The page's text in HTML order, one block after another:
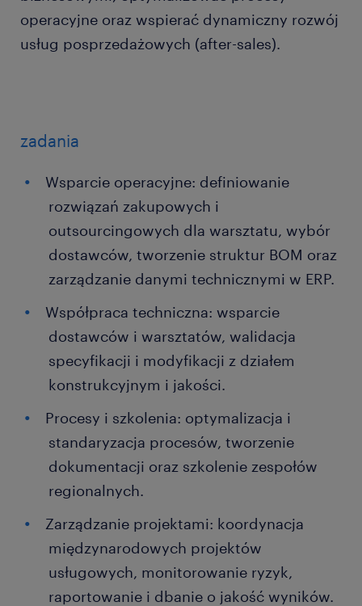
operacyjne oraz wspierać dynamiczny rozwój
usług posprzedażowych (after-sales).
zadania
Wsparcie operacyjne: definiowanie
rozwiązań zakupowych i
outsourcingowych dla warsztatu, wybór
dostawców, tworzenie struktur BOM oraz
zarządzanie danymi technicznymi w ERP.
Współpraca techniczna: wsparcie
dostawców i warsztatów, walidacja
specyfikacji i modyfikacji z działem
konstrukcyjnym i jakości.
Procesy i szkolenia: optymalizacja i
standaryzacja procesów, tworzenie
dokumentacji oraz szkolenie zespołów
regionalnych.
Zarządzanie projektami: koordynacja
międzynarodowych projektów
usługowych, monitorowanie ryzyk,
raportowanie i dbanie o jakość wyników.